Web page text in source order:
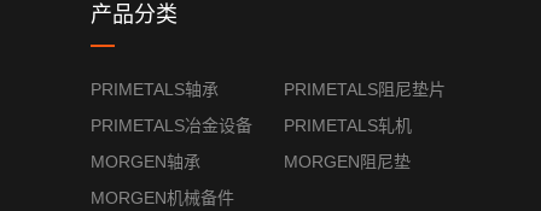
产品分类
PRIMETALS轴承
PRIMETALS阻尼垫片
PRIMETALS冶金设备
PRIMETALS轧机
MORGEN轴承
MORGEN阻尼垫
MORGEN机械备件